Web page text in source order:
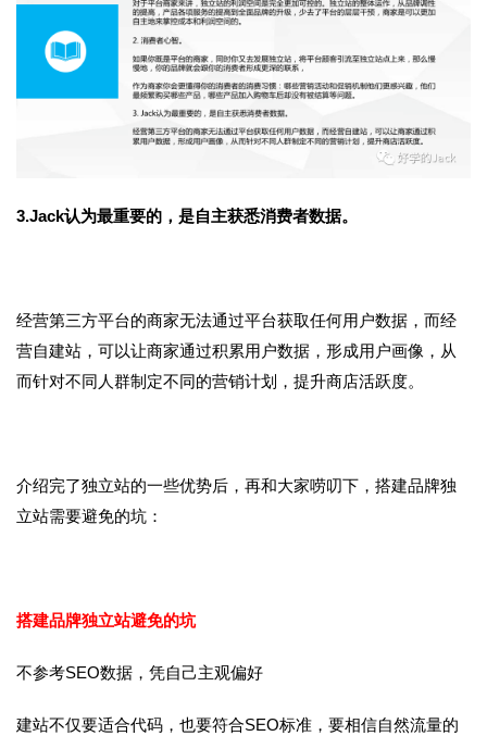
3.Jack认为最重要的，是自主获悉消费者数据。
经营第三方平台的商家无法通过平台获取任何用户数据，而经
营自建站，可以让商家通过积累用户数据，形成用户画像，从
而针对不同人群制定不同的营销计划，提升商店活跃度。
介绍完了独立站的一些优势后，再和大家唠叨下，搭建品牌独
立站需要避免的坑：
搭建品牌独立站避免的坑
不参考SEO数据，凭自己主观偏好
建站不仅要适合代码，也要符合SEO标准，要相信自然流量的